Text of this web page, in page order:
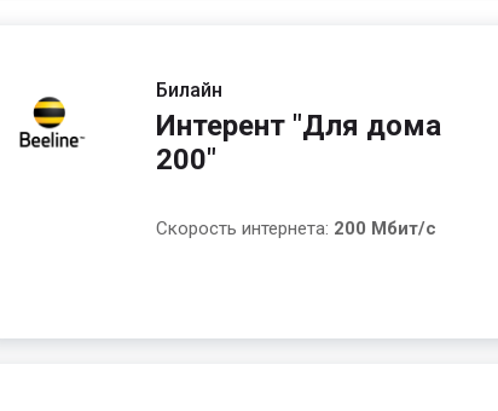
Билайн
Интерент "Для дома
200"
Скорость интернета: 200 Мбит/с